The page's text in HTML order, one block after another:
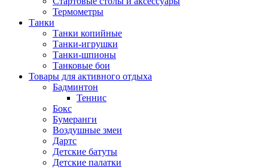
Термометры
Танки
Танки копийные
Танки-игрушки
Танки-шпионы
Танковые бои
Товары для активного отдыха
Бадминтон
Теннис
Бокс
Бумеранги
Воздушные змеи
Дартс
Детские батуты
Детские палатки